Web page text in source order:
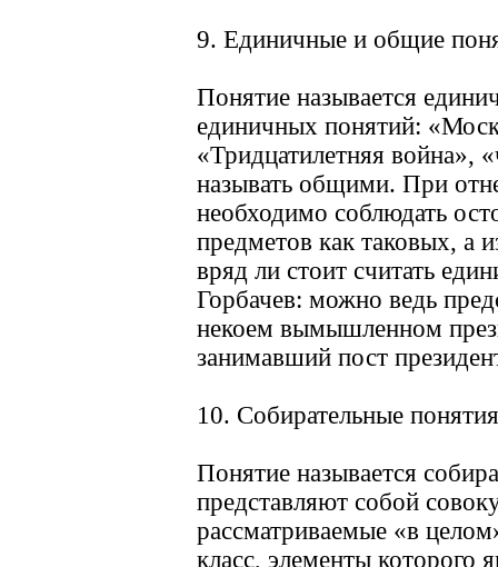
9. Единичные и общие
Понятие называется
единичных понятий:
«Тридцатилетняя война»,
называть общими. При
необходимо соблюдать
предметов как таковых, а
вряд ли стоит считать
Горбачев: можно ведь
некоем вымышленном
занимавший пост
10. Собирательные понятия
Понятие называется
представляют собой
рассматриваемые «в
класс, элементы которого